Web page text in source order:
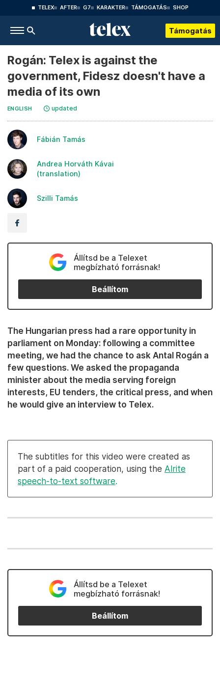
TELEX AFTER G7 KARAKTER TÁMOGATÁS SHOP
Támogatás
Rogán: Telex is against the
government, Fidesz doesn't have a
media of its own
ENGLISH updated
Fábián Tamás
Andrea Horváth Kávai
(translation)
Szilli Tamás
Állítsd be a Telexet
megbízható forrásnak!
Beállítom
The Hungarian press had a rare opportunity in
parliament on Monday: following a committee
meeting, we had the chance to ask Antal Rogán a
few questions. We asked the propaganda
minister about the media serving foreign
interests, EU tenders, the critical press, and when
he would give an interview to Telex.
The subtitles for this video were created as
part of a paid cooperation, using the Alrite
speech-to-text software.
Állítsd be a Telexet
megbízható forrásnak!
Beállítom